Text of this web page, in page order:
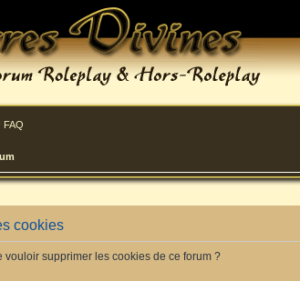
FAQ
cookies
vouloir supprimer les cookies de ce forum ?